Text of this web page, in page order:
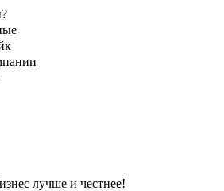
лучше и честнее!